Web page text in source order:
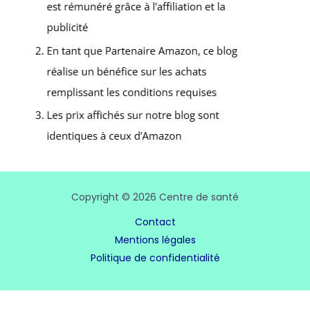
Copyright © 2026 Centre de santé
Contact
Mentions légales
Politique de confidentialité